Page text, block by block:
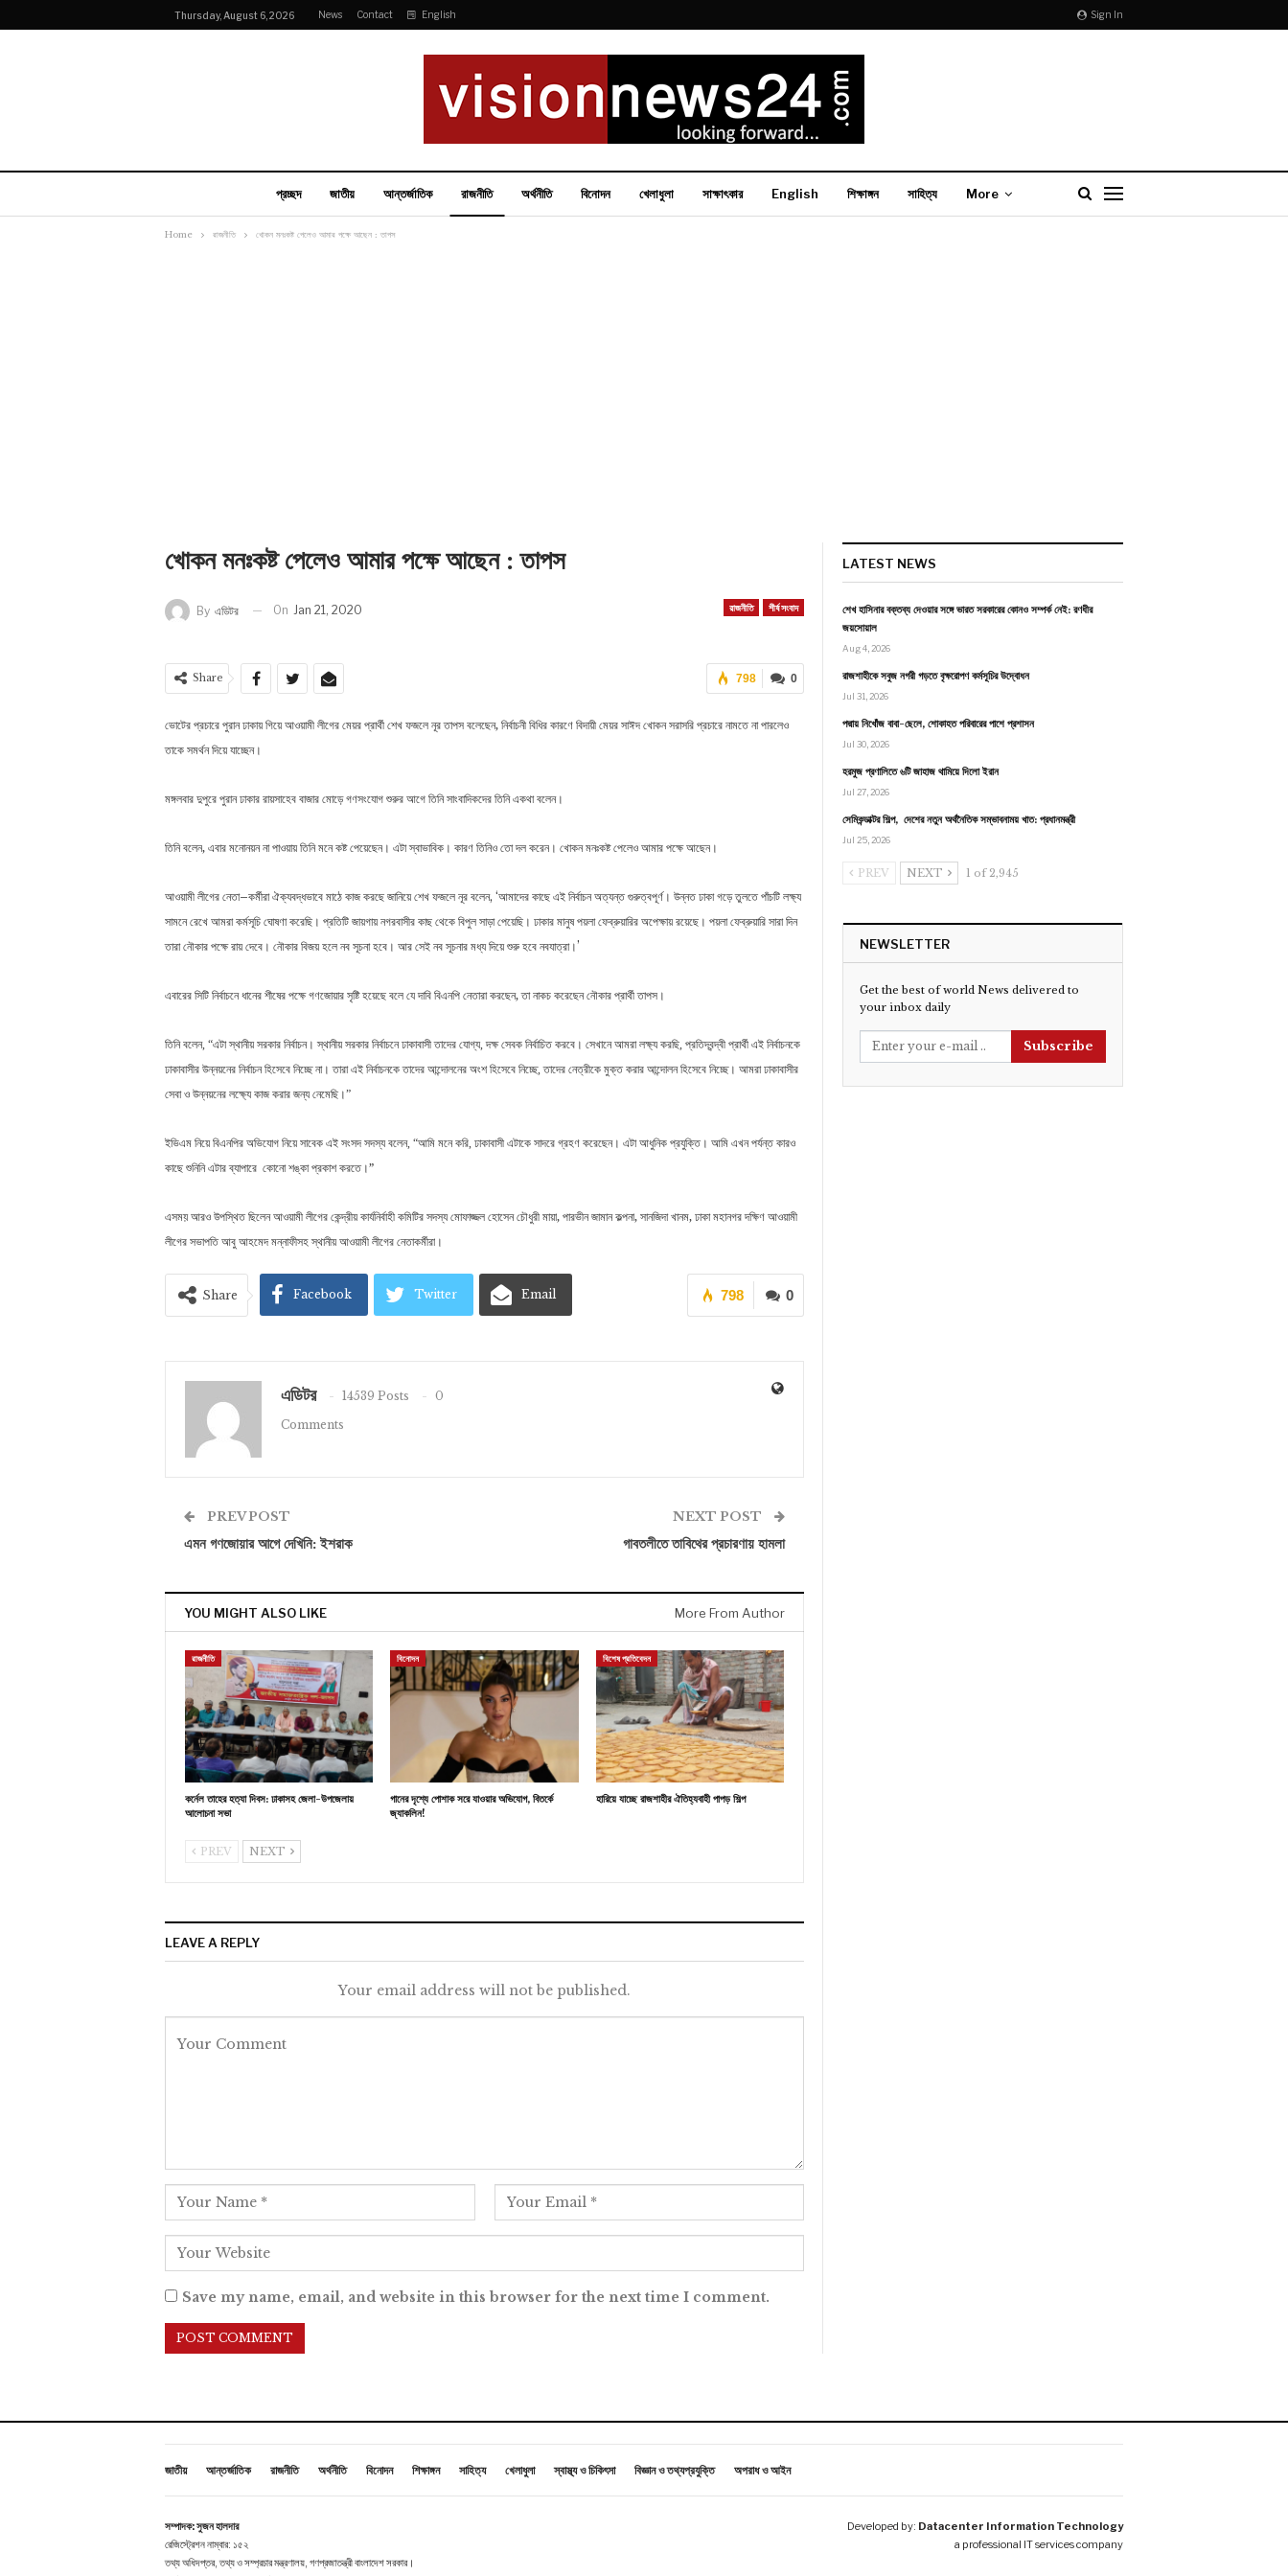
Sign In
Thursday, August 6, 2026 News Contact English
প্রচ্ছদ জাতীয় আন্তর্জাতিক রাজনীতি অর্থনীতি বিনোদন খেলাধুলা সাক্ষাৎকার English শিক্ষাঙ্গন সাহিত্য More
Home রাজনীতি খোকন মনঃকষ্ট পেলেও আমার পক্ষে আছেন : তাপস
খোকন মনঃকষ্ট পেলেও আমার পক্ষে আছেন : তাপস
রাজনীতি শীর্ষ সংবাদ
By এডিটর On Jan 21, 2020
0
798
Share
ভোটের প্রচারে পুরান ঢাকায় গিয়ে আওয়ামী লীগের মেয়র প্রার্থী শেখ ফজলে নূর তাপস বলেছেন, নির্বাচনী বিধির কারণে বিদায়ী মেয়র সাঈদ খোকন সরাসরি প্রচারে নামতে না পারলেও
তাকে সমর্থন দিয়ে যাচ্ছেন।
মঙ্গলবার দুপুরে পুরান ঢাকার রায়সাহেব বাজার মোড়ে গণসংযোগ শুরুর আগে তিনি সাংবাদিকদের তিনি একথা বলেন।
তিনি বলেন, এবার মনোনয়ন না পাওয়ায় তিনি মনে কষ্ট পেয়েছেন । এটা স্বাভাবিক । কারণ তিনিও তো দল করেন । খোকন মনঃকষ্ট পেলেও আমার পক্ষে আছেন ।
আওয়ামী লীগের নেতা–কর্মীরা ঐক্যবদ্ধভাবে মাঠে কাজ করছে জানিয়ে শেখ ফজলে নূর বলেন, ‘আমাদের কাছে এই নির্বাচন অত্যন্ত গুরুত্বপূর্ণ। উন্নত ঢাকা গড়ে তুলতে পাঁচটি লক্ষ্য
সামনে রেখে আমরা কর্মসূচি ঘোষণা করেছি । প্রতিটি জায়গায় নগরবাসীর কাছ থেকে বিপুল সাড়া পেয়েছি । ঢাকার মানুষ পয়লা ফেব্রুয়ারির অপেক্ষায় রয়েছে । পয়লা ফেব্রুয়ারি সারা দিন
তারা নৌকার পক্ষে রায় দেবে । নৌকার বিজয় হলে নব সূচনা হবে । আর সেই নব সূচনার মধ্য দিয়ে শুরু হবে নবযাত্রা।’
এবারের সিটি নির্বাচনে ধানের শীষের পক্ষে গণজোয়ার সৃষ্টি হয়েছে বলে যে দাবি বিএনপি নেতারা করছেন,তা নাকচ করেছেন নৌকার প্রার্থী তাপস ।
তিনি বলেন, “এটা স্থানীয় সরকার নির্বাচন। স্থানীয় সরকার নির্বাচনে ঢাকাবাসী তাদের যোগ্য,দক্ষ সেবক নির্বাচিত করবে । সেখানে আমরা লক্ষ্য করছি, প্রতিদ্বন্দ্বী প্রার্থী এই নির্বাচনকে
ঢাকাবাসীর উন্নয়নের নির্বাচন হিসেবে নিচ্ছে না। তারা এই নির্বাচনকে তাদের আন্দোলনের অংশ হিসেবে নিচ্ছে,তাদের নেত্রীকে মুক্ত করার আন্দোলন হিসেবে নিচ্ছে। আমরা ঢাকাবাসীর
সেবা ও উন্নয়নের লক্ষ্যে কাজ করার জন্য নেমেছি ।”
ইভিএম নিয়ে বিএনপির অভিযোগ নিয়ে সাবেক এই সংসদ সদস্য বলেন, “আমি মনে করি, ঢাকাবাসী এটাকে সাদরে গ্রহণ করেছেন। এটা আধুনিক প্রযুক্তি । আমি এখন পর্যন্ত কারও
কাছে শুনিনি এটার ব্যাপারে কোনো শঙ্কা প্রকাশ করতে ।”
এসময় আরও উপস্থিত ছিলেন আওয়ামী লীগের কেন্দ্রীয় কার্যনির্বাহী কমিটির সদস্য মোফাজ্জল হোসেন চৌধুরী মায়া, পারভীন জামান কল্পনা, সানজিদা খানম, ঢাকা মহানগর দক্ষিণ আওয়ামী
লীগের সভাপতি আবু আহমেদ মন্নাফীসহ স্থানীয় আওয়ামী লীগের নেতাকর্মীরা ।
0
798
Share Facebook Twitter Email
এডিটর 14539 Posts
0
Comments
PREV POST
এমন গণজোয়ার আগে দেখিনি: ইশরাক
NEXT POST
গাবতলীতে তাবিথের প্রচারণায় হামলা
YOU MIGHT ALSO LIKE More From Author
রাজনীতি
কর্নেল তাহের হত্যা দিবস: ঢাকাসহ জেলা-উপজেলায়
আলোচনা সভা
বিনোদন
গানের দৃশ্যে পোশাক সরে যাওয়ার অভিযোগ, বিতর্কে
জ্যাকলিন!
বিশেষ প্রতিবেদন
হারিয়ে যাচ্ছে রাজশাহীর ঐতিহ্যবাহী পাপড় শিল্প
PREV NEXT
LEAVE A REPLY
Your email address will not be published.
Save my name, email, and website in this browser for the next time I comment.
LATEST NEWS
শেখ হাসিনার বক্তব্য দেওয়ার সঙ্গে ভারত সরকারের কোনও সম্পর্ক নেই: রণধীর
জয়সোয়াল
Aug 4, 2026
রাজশাহীকে সবুজ নগরী গড়তে বৃক্ষরোপণ কর্মসূচির উদ্বোধন
Jul 31, 2026
পদ্মায় নিখোঁজ বাবা-ছেলে, শোকাহত পরিবারের পাশে প্রশাসন
Jul 30, 2026
হরমুজ প্রণালিতে ৬টি জাহাজ থামিয়ে দিলো ইরান
Jul 27, 2026
সেমিকন্ডাক্টর শিল্প, দেশের নতুন অর্থনৈতিক সম্ভাবনাময় খাত: প্রধানমন্ত্রী
Jul 25, 2026
PREV NEXT 1 of 2,945
NEWSLETTER
Get the best of world News delivered to
your inbox daily
Subscribe
জাতীয় আন্তর্জাতিক রাজনীতি অর্থনীতি বিনোদন শিক্ষাঙ্গন সাহিত্য খেলাধুলা স্বাস্থ্য ও চিকিৎসা বিজ্ঞান ও তথ্যপ্রযুক্তি অপরাধ ও আইন
সম্পাদক: সুজন হালদার
রেজিস্ট্রেশন নাম্বার: ১৫২
তথ্য অধিদপ্তর, তথ্য ও সম্প্রচার মন্ত্রণালয়, গণপ্রজাতন্ত্রী বাংলাদেশ সরকার।
Developed by: Datacenter Information Technology
a professional IT services company